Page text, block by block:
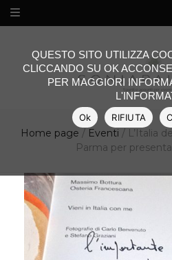
Home page / Eventi / L’Italia
Parma per
QUESTO SITO UTILIZZA
CLICCANDO SU OK
PER MAGGIORI
Ok RIFIUTA